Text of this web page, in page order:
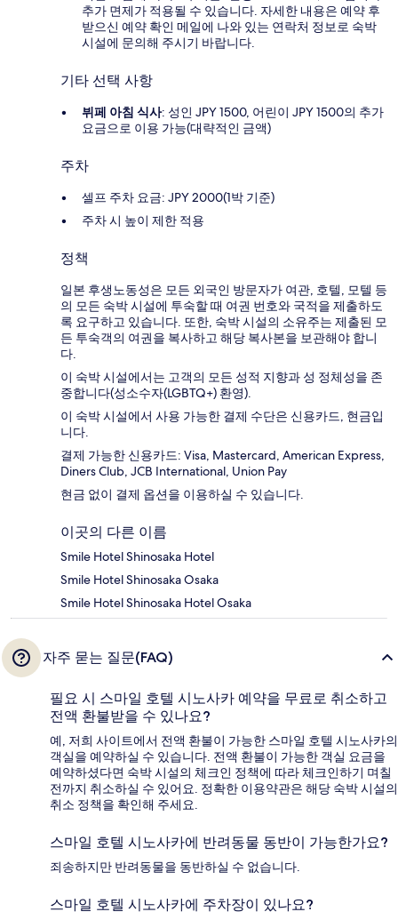
추가 면제가 적용될 수 있습니다. 자세한 내용은 예약 후
받으신 예약 확인 메일에 나와 있는 연락처 정보로 숙박
시설에 문의해 주시기 바랍니다.
기타 선택 사항
뷔페 아침 식사: 성인 JPY 1500, 어린이 JPY 1500의 추가
요금으로 이용 가능(대략적인 금액)
주차
셀프 주차 요금: JPY 2000(1박 기준)
주차 시 높이 제한 적용
정책
일본 후생노동성은 모든 외국인 방문자가 여관, 호텔, 모텔 등
의 모든 숙박 시설에 투숙할 때 여권 번호와 국적을 제출하도
록 요구하고 있습니다. 또한, 숙박 시설의 소유주는 제출된 모
든 투숙객의 여권을 복사하고 해당 복사본을 보관해야 합니
다.
이 숙박 시설에서는 고객의 모든 성적 지향과 성 정체성을 존
중합니다(성소수자(LGBTQ+) 환영).
이 숙박 시설에서 사용 가능한 결제 수단은 신용카드, 현금입
니다.
결제 가능한 신용카드: Visa, Mastercard, American Express,
Diners Club, JCB International, Union Pay
현금 없이 결제 옵션을 이용하실 수 있습니다.
이곳의 다른 이름
Smile Hotel Shinosaka Hotel
Smile Hotel Shinosaka Osaka
Smile Hotel Shinosaka Hotel Osaka
자주 묻는 질문(FAQ)
필요 시 스마일 호텔 시노사카 예약을 무료로 취소하고
전액 환불받을 수 있나요?
예, 저희 사이트에서 전액 환불이 가능한 스마일 호텔 시노사카의
객실을 예약하실 수 있습니다. 전액 환불이 가능한 객실 요금을
예약하셨다면 숙박 시설의 체크인 정책에 따라 체크인하기 며칠
전까지 취소하실 수 있어요. 정확한 이용약관은 해당 숙박 시설의
취소 정책을 확인해 주세요.
스마일 호텔 시노사카에 반려동물 동반이 가능한가요?
죄송하지만 반려동물을 동반하실 수 없습니다.
스마일 호텔 시노사카에 주차장이 있나요?